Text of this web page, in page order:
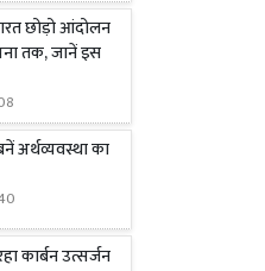
छोड़ो आंदोलन
तक, जानें इस
अर्थव्यवस्था का
कार्बन उत्सर्जन